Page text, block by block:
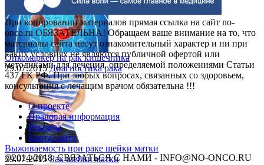
Онкомаркер на рак кишечника
29.07.2015 Диагностика рака
Выживаемость при раке шейки матки
29.07.2015 Рак шейки матки
При копировании материалов прямая ссылка на сайт no-
onco.ru ОБЯЗАТЕЛЬНА! Обращаем ваше внимание на то, что
материалы сайта несут ознакомительный характер и ни при
каких условиях не являются публичной офертой или
методиками для лечения, определяемой положениями Статьи
437 ГК РФ. При любых вопросах, связанных со здоровьем,
консультация с лечащим врачом обязательна !!!
О проекте
Правовая информация
Реклама
Карта сайта
©2014-2018, СВЯЗАТЬСЯ С НАМИ - INFO@NO-ONCO.RU